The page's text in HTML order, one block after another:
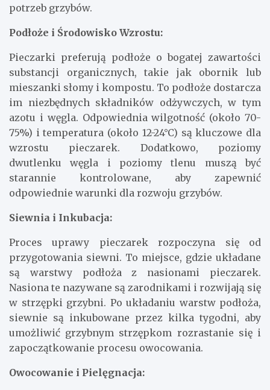
potrzeb grzybów.
Podłoże i Środowisko Wzrostu:
Pieczarki preferują podłoże o bogatej zawartości
substancji organicznych, takie jak obornik lub
mieszanki słomy i kompostu. To podłoże dostarcza
im niezbędnych składników odżywczych, w tym
azotu i węgla. Odpowiednia wilgotność (około 70-
75%) i temperatura (około 12-24°C) są kluczowe dla
wzrostu pieczarek. Dodatkowo, poziomy
dwutlenku węgla i poziomy tlenu muszą być
starannie kontrolowane, aby zapewnić
odpowiednie warunki dla rozwoju grzybów.
Siewnia i Inkubacja:
Proces uprawy pieczarek rozpoczyna się od
przygotowania siewni. To miejsce, gdzie układane
są warstwy podłoża z nasionami pieczarek.
Nasiona te nazywane są zarodnikami i rozwijają się
w strzępki grzybni. Po układaniu warstw podłoża,
siewnie są inkubowane przez kilka tygodni, aby
umożliwić grzybnym strzępkom rozrastanie się i
zapoczątkowanie procesu owocowania.
Owocowanie i Pielęgnacja: